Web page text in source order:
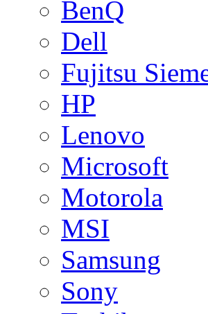
BenQ
Dell
Fujitsu
HP
Lenovo
Microsoft
Motorola
MSI
Samsung
Sony